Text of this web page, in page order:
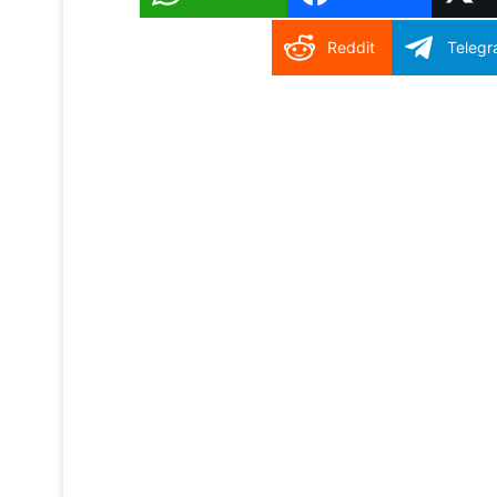
Reddit